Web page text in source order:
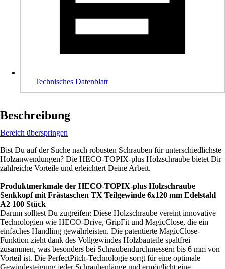
Technisches Datenblatt
Beschreibung
Bereich überspringen
Bist Du auf der Suche nach robusten Schrauben für unterschiedlichste
Holzanwendungen? Die HECO-TOPIX-plus Holzschraube bietet Dir
zahlreiche Vorteile und erleichtert Deine Arbeit.
Produktmerkmale der HECO-TOPIX-plus Holzschraube
Senkkopf mit Frästaschen TX Teilgewinde 6x120 mm Edelstahl
A2 100 Stück
Darum solltest Du zugreifen: Diese Holzschraube vereint innovative
Technologien wie HECO-Drive, GripFit und MagicClose, die ein
einfaches Handling gewährleisten. Die patentierte MagicClose-
Funktion zieht dank des Vollgewindes Holzbauteile spaltfrei
zusammen, was besonders bei Schraubendurchmessern bis 6 mm von
Vorteil ist. Die PerfectPitch-Technologie sorgt für eine optimale
Gewindesteigung jeder Schraubenlänge und ermöglicht eine